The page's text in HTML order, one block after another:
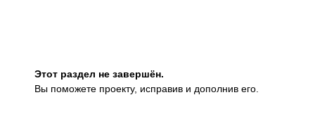
Этот раздел не завершён.
Вы поможете проекту, исправив и дополнив его.